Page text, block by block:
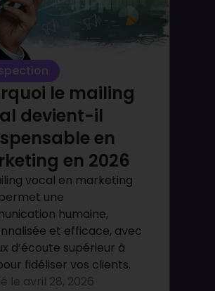
le mailing
devient-il
en
en 2026
vocal en marketing
une
humaine,
et efficace, avec
d’écoute supérieur à
fidéliser vos clients.
le avril 28, 2026